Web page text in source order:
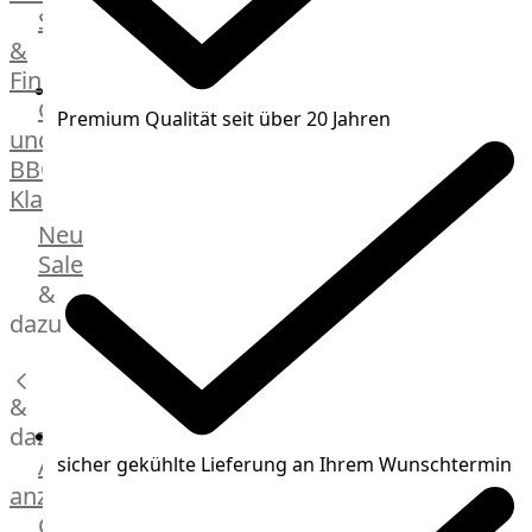
GOURMET
Manufaktur
Bratwurstsets
Toppings
Hackfleisch
Aufschnitt
Schinken
Streetfood
&
Fingerfood
Grill-
und
BBQ-
Klassiker
Beilagen
Brot
Brötchen
Burger
Buns
&
Hot
Dog
Brötchen
Neu
Sale
&
dazu
&
dazu
Alle
anzeigen
Gewürze
Premium Qualität seit über 20 Jahren
sicher gekühlte Lieferung an Ihrem Wunschtermin